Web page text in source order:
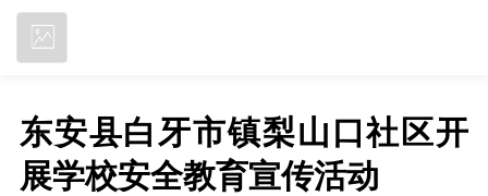
东安县白牙市镇梨山口社区开
展学校安全教育宣传活动